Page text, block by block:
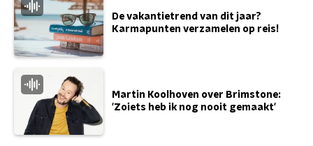
De vakantietrend van dit jaar?
Karmapunten verzamelen op reis!
Martin Koolhoven over Brimstone:
'Zoiets heb ik nog nooit gemaakt'